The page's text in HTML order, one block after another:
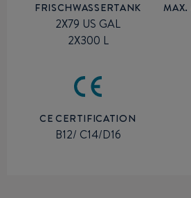
FRISCHWASSERTANK
2X79 US GAL
2X300 L
MAX.
CE CERTIFICATION
B12/ C14/D16